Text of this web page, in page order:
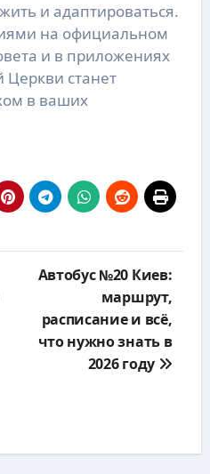
и адаптироваться.
на официальном
и в приложениях
станет
в ваших
Автобус №20 Киев:
маршрут,
расписание и всё,
что нужно знать в
2026 году